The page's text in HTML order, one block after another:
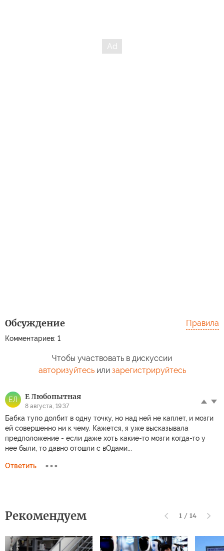
Обсуждение
Комментариев: 1
Правила
Чтобы участвовать в дискуссии
авторизуйтесьили зарегистрируйтесь
ЕЛ Е Любопытная
8 августа, 19:37
Бабка тупо долбит в одну точку, но над ней не каплет, и мозги
ей совершенно ни к чему. Кажется, я уже высказывала
предположение - если даже хоть какие-то мозги когда-то у
нее были, то давно отошли с вОдами...
Ответить
Рекомендуем 1 / 14